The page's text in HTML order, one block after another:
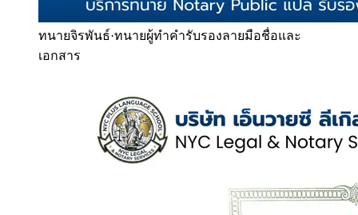
ทนายจิรพันธ์·ทนายผู้ทำคำรับรองลายมือชื่อและ
เอกสาร